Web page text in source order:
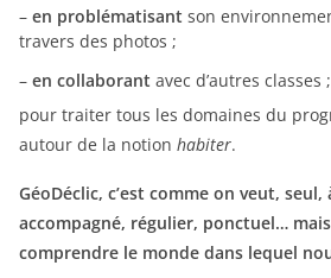
– en problématisant son
travers des photos ;
– en collaborant avec d’autres classes ;
pour traiter tous les domaines du
autour de la notion habiter.
GéoDéclic, c’est comme on veut,
accompagné, régulier, ponctuel…
comprendre le monde dans lequel